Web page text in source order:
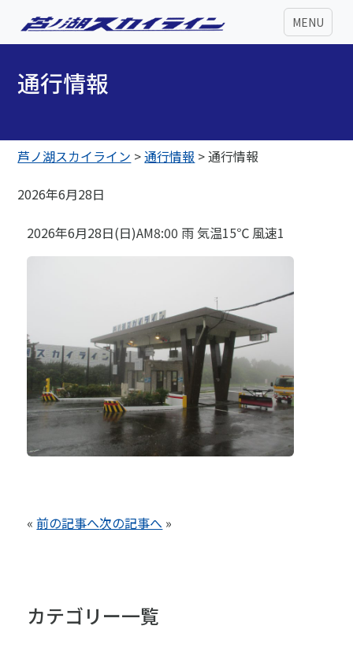
MENU
通行情報
芦ノ湖スカイライン >通行情報 >通行情報
2026年6月28日
2026年6月28日(日)AM8:00 雨 気温15℃ 風速1
«前の記事へ次の記事へ »
カテゴリー一覧